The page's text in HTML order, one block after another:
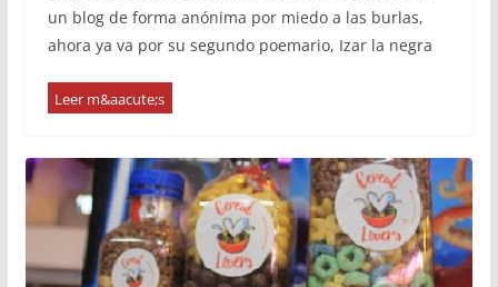
un blog de forma anónima por miedo a las burlas,
ahora ya va por su segundo poemario, Izar la negra